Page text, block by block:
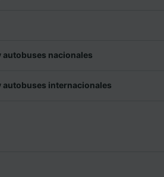
autobuses nacionales
autobuses internacionales